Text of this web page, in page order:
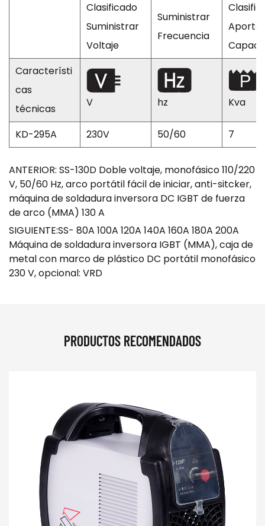
Clasificado
Suministrar
Voltaje
Suministrar
Frecuencia
Aporte
Característi
cas
técnicas
V hz Kva
KD-295A 230V 50/60 7
ANTERIOR: SS-130D Doble voltaje, monofásico 110/220
V, 50/60 Hz, arco portátil fácil de iniciar, anti-sitcker,
máquina de soldadura inversora DC IGBT de fuerza
de arco (MMA) 130 A
SIGUIENTE:SS- 80A 100A 120A 140A 160A 180A 200A
Máquina de soldadura inversora IGBT (MMA), caja de
metal con marco de plástico DC portátil monofásico
230 V, opcional: VRD
PRODUCTOS RECOMENDADOS